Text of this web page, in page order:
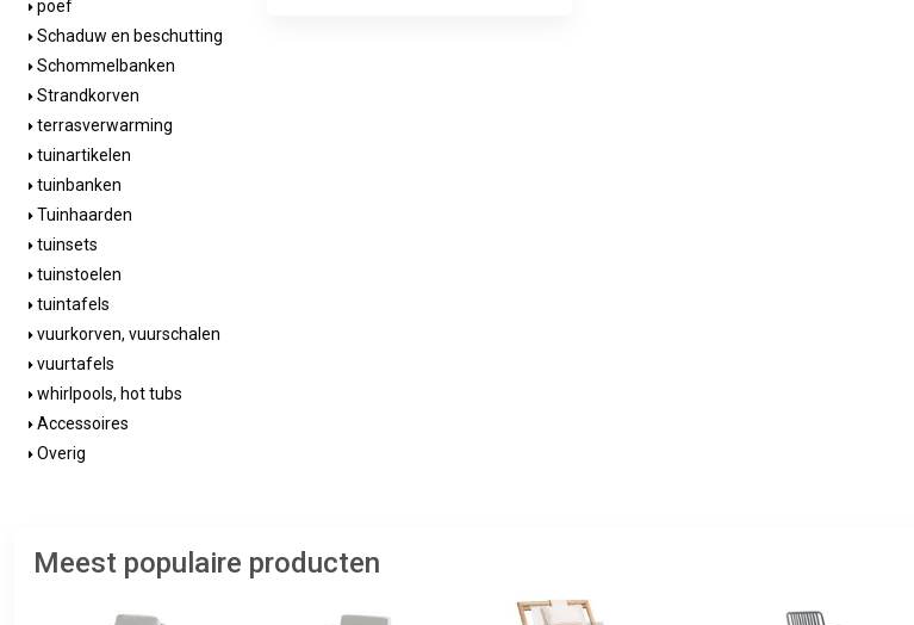
poef
Schaduw en beschutting
Schommelbanken
Strandkorven
terrasverwarming
tuinartikelen
tuinbanken
Tuinhaarden
tuinsets
tuinstoelen
tuintafels
vuurkorven, vuurschalen
vuurtafels
whirlpools, hot tubs
Accessoires
Overig
Meest populaire producten